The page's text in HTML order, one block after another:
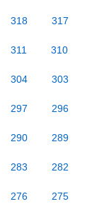
318 317
311 310
304 303
297 296
290 289
283 282
276 275